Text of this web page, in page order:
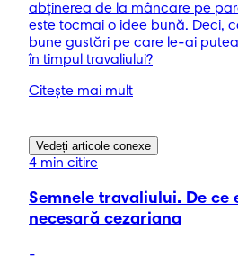
abținerea de la mâncare pe
este tocmai o idee bună. Deci,
bune gustări pe care le-ai
în timpul travaliului?
Citește mai mult
Vedeți articole conexe
4 min citire
Semnele travaliului. De ce
necesară cezariana
-